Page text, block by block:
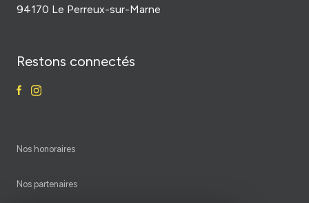
94170 Le Perreux-sur-Marne
Restons connectés
nos honoraires
nos partenaires